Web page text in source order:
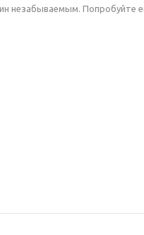
незабываемым. Попробуйте